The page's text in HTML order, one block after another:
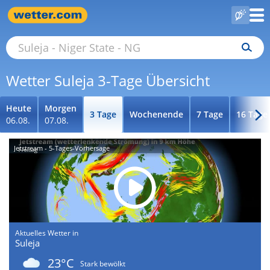
Wetter Suleja 3-Tage Übersicht
Heute
06.08.
Morgen
07.08.
3 Tage Wochenende 7 Tage 16 Tage
Jetstream - 5-Tages-Vorhersage
Aktuelles Wetter in
Suleja
23°C
Stark bewölkt